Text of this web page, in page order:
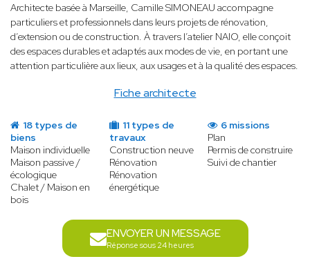
Fiche architecte
Architecte basée à Marseille, Camille SIMONEAU accompagne
particuliers et professionnels dans leurs projets de rénovation,
d’extension ou de construction. À travers l’atelier NAIO, elle conçoit
des espaces durables et adaptés aux modes de vie, en portant une
attention particulière aux lieux, aux usages et à la qualité des espaces.
18 types de
biens
Maison individuelle
Maison passive /
écologique
Chalet / Maison en
bois
11 types de
travaux
Construction neuve
Rénovation
Rénovation
énergétique
6 missions
Plan
Permis de construire
Suivi de chantier
ENVOYER UN MESSAGE
Réponse sous 24 heures